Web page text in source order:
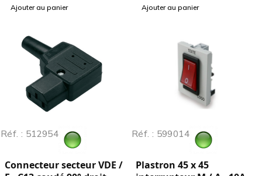
Ajouter au panier Ajouter au panier
Réf. : 512954
Connecteur secteur VDE /
Réf. : 599014
Plastron 45 x 45